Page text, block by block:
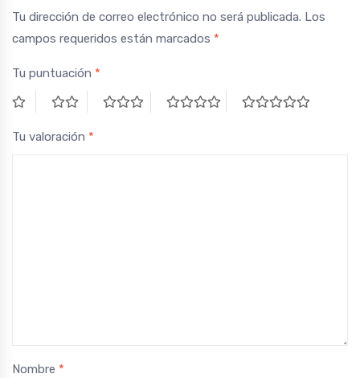
Tu dirección de correo electrónico no será publicada. Los
campos requeridos están marcados *
Tu puntuación *
Tu valoración *
Nombre *